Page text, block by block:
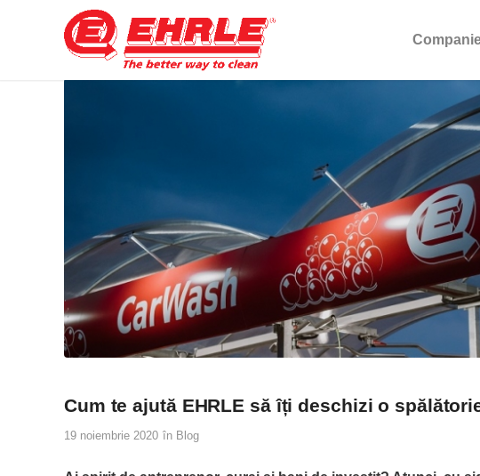
Cum te ajută EHRLE să îți deschizi o
19 noiembrie 2020 în Blog